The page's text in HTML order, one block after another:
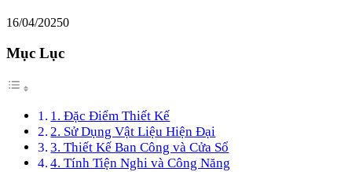
16/04/20250
Mục Lục
1. Đặc Điểm Thiết Kế
2. Sử Dụng Vật Liệu Hiện Đại
3. Thiết Kế Ban Công và Cửa Sổ
4. Tính Tiện Nghi và Công Năng